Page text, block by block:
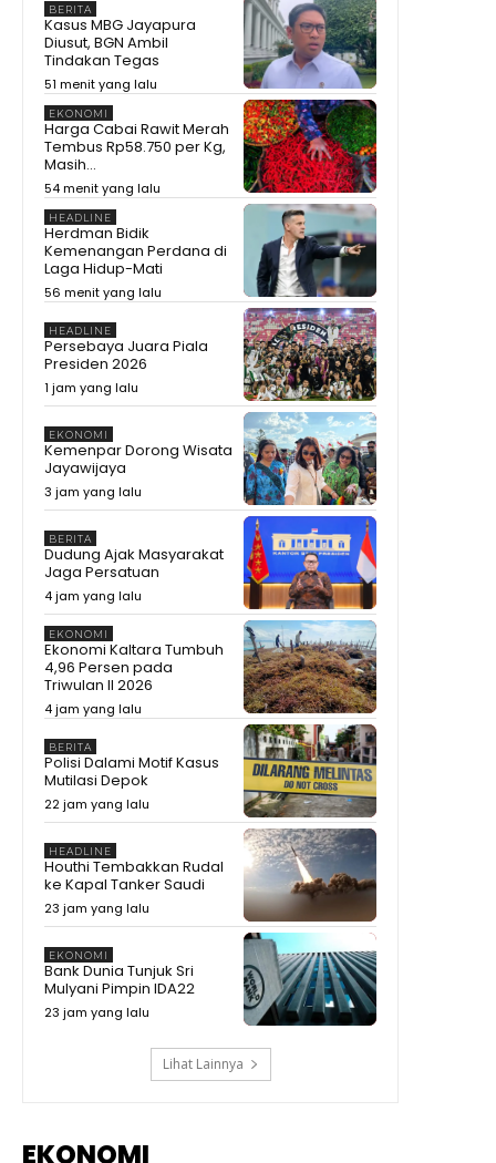
BERITA
Kasus MBG Jayapura
Diusut, BGN Ambil
Tindakan Tegas
51 menit yang lalu
EKONOMI
Harga Cabai Rawit Merah
Tembus Rp58.750 per Kg,
Masih...
54 menit yang lalu
HEADLINE
Herdman Bidik
Kemenangan Perdana di
Laga Hidup-Mati
56 menit yang lalu
HEADLINE
Persebaya Juara Piala
Presiden 2026
1 jam yang lalu
EKONOMI
Kemenpar Dorong Wisata
Jayawijaya
3 jam yang lalu
BERITA
Dudung Ajak Masyarakat
Jaga Persatuan
4 jam yang lalu
EKONOMI
Ekonomi Kaltara Tumbuh
4,96 Persen pada
Triwulan II 2026
4 jam yang lalu
BERITA
Polisi Dalami Motif Kasus
Mutilasi Depok
22 jam yang lalu
HEADLINE
Houthi Tembakkan Rudal
ke Kapal Tanker Saudi
23 jam yang lalu
EKONOMI
Bank Dunia Tunjuk Sri
Mulyani Pimpin IDA22
23 jam yang lalu
Lihat Lainnya
EKONOMI